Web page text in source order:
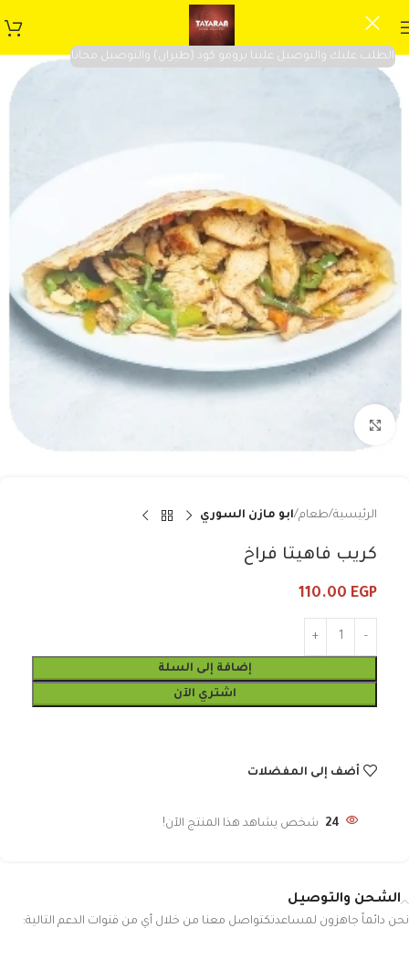
الطلب عليك والتوصيل علينا برومو كود (طيران) والتوصيل مجانا
الرئيسية طعام ابو مازن السوري
كريب فاهيتا فراخ
110.00 EGP
إضافة إلى السلة
اشتري الآن
أضف إلى المفضلات
24 شخص يشاهد هذا المنتج الآن!
الشحن والتوصيل
نحن دائماً جاهزون لمساعدتكتواصل معنا من خلال أي من قنوات الدعم التالية: